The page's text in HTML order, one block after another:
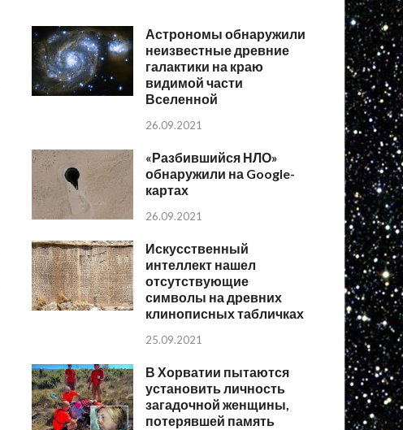
Астрономы обнаружили
неизвестные древние
галактики на краю
видимой части
Вселенной
26.09.2021
«Разбившийся НЛО»
обнаружили на Google-
картах
26.09.2021
Искусственный
интеллект нашел
отсутствующие
символы на древних
клинописных табличках
25.09.2021
В Хорватии пытаются
установить личность
загадочной женщины,
потерявшей память